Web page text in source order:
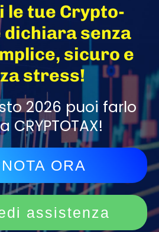
le tue Crypto-
senza
sicuro e
stress!
2026 puoi farlo
CRYPTOTAX!
ORA
assistenza